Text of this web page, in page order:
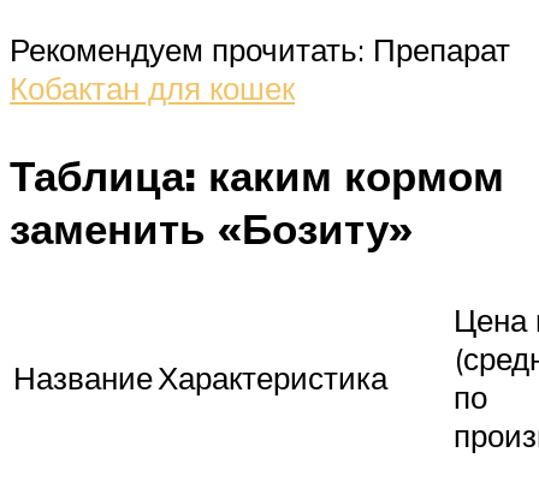
Рекомендуем прочитать: Препарат
Кобактан для кошек
Таблица: каким кормом
заменить «Бозиту»
НазваниеХарактеристика
Цена
по